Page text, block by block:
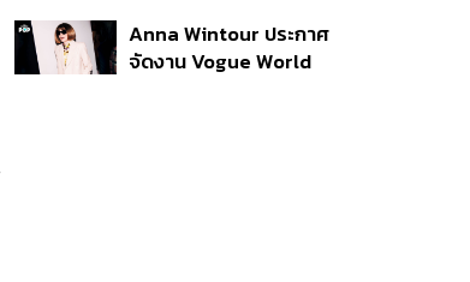
กระสุนอีกกว่า 30 นัด หาก
ไม่จบชีวิตตัวเองอาจสูญ
Anna Wintour ประกาศ
จัดงาน Vogue World